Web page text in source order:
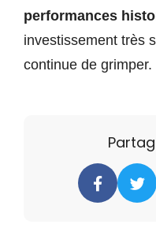
performances
investissement très
continue de grimper.